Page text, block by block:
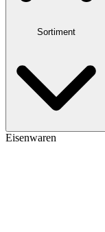
Sortiment
Eisenwaren